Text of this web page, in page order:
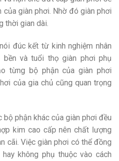
giàn phơi. Nhờ đó giàn phơi
thời gian dài.
đúc kết từ kinh nghiệm nhân
và tuổi thọ giàn phơi phụ
từng bộ phận của giàn phơi
của gia chủ cũng quan trọng
bộ phận khác của giàn phơi đều
kim cao cấp nên chất lượng
cãi. Việc giàn phơi có thể đồng
không phụ thuộc vào cách